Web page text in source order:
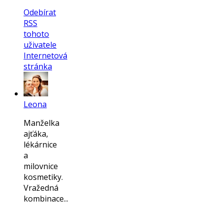
Odebírat
RSS
tohoto
uživatele
Internetová
stránka
Leona
Manželka
ajťáka,
lékárnice
a
milovnice
kosmetiky.
Vražedná
kombinace...